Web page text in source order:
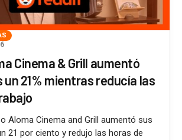
Cinema & Grill aumentó
un 21% mientras reducía las
Aloma Cinema and Grill aumentó sus
21 por ciento y redujo las horas de